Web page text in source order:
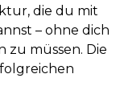
die du mit
– ohne dich
zu müssen. Die